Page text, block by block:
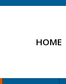
HOME